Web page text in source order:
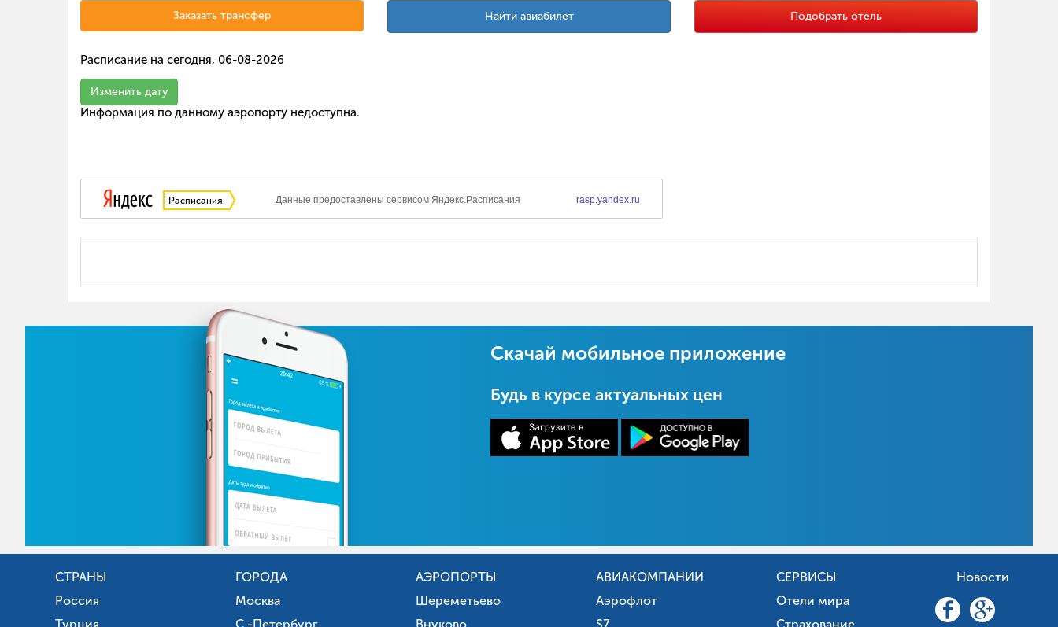
Заказать трансфер Найти авиабилет Подобрать отель
Расписание на сегодня, 06-08-2026
Изменить дату
Информация по данному аэропорту недоступна.
Скачай мобильное приложение
Будь в курсе актуальных цен
СТРАНЫ
Россия
ГОРОДА
Москва
АЭРОПОРТЫ
Шереметьево
АВИАКОМПАНИИ
Аэрофлот
СЕРВИСЫ
Отели мира
Новости